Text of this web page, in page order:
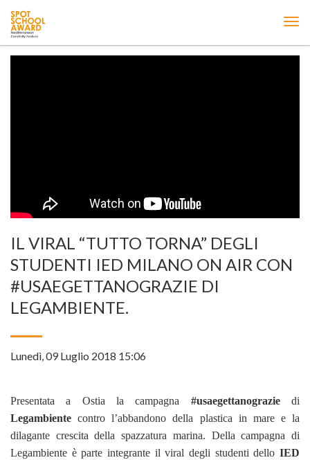
IL VIRAL “TUTTO TORNA” DEGLI
STUDENTI IED MILANO ON AIR CON
#USAEGETTANOGRAZIE DI
LEGAMBIENTE.
Lunedì, 09 Luglio 2018 15:06
Presentata a Ostia la campagna #usaegettanograziedi
Legambiente contro l’abbandono della plastica in mare e la
dilagante crescita della spazzatura marina. Della campagna di
Legambiente è parte integrante il viral degli studenti dello IED